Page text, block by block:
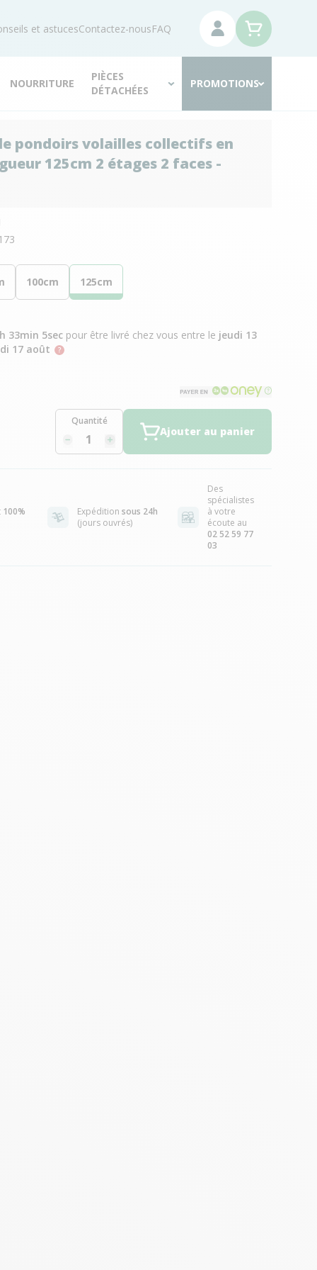
et astucesContactez-nousFAQ
NOURRITURE
PIÈCES
DÉTACHÉES
PROMOTIONS
pondoirs volailles collectifs en
125cm 2 étages 2 faces -
100cm 125cm
33min 4secpour être livré chez vous entre le jeudi 13
17 août
Quantité
Ajouter au panier
100%
Expédition sous 24h
(jours ouvrés)
Des
spécialistes
à votre
écoute au
02 52 59 77
03